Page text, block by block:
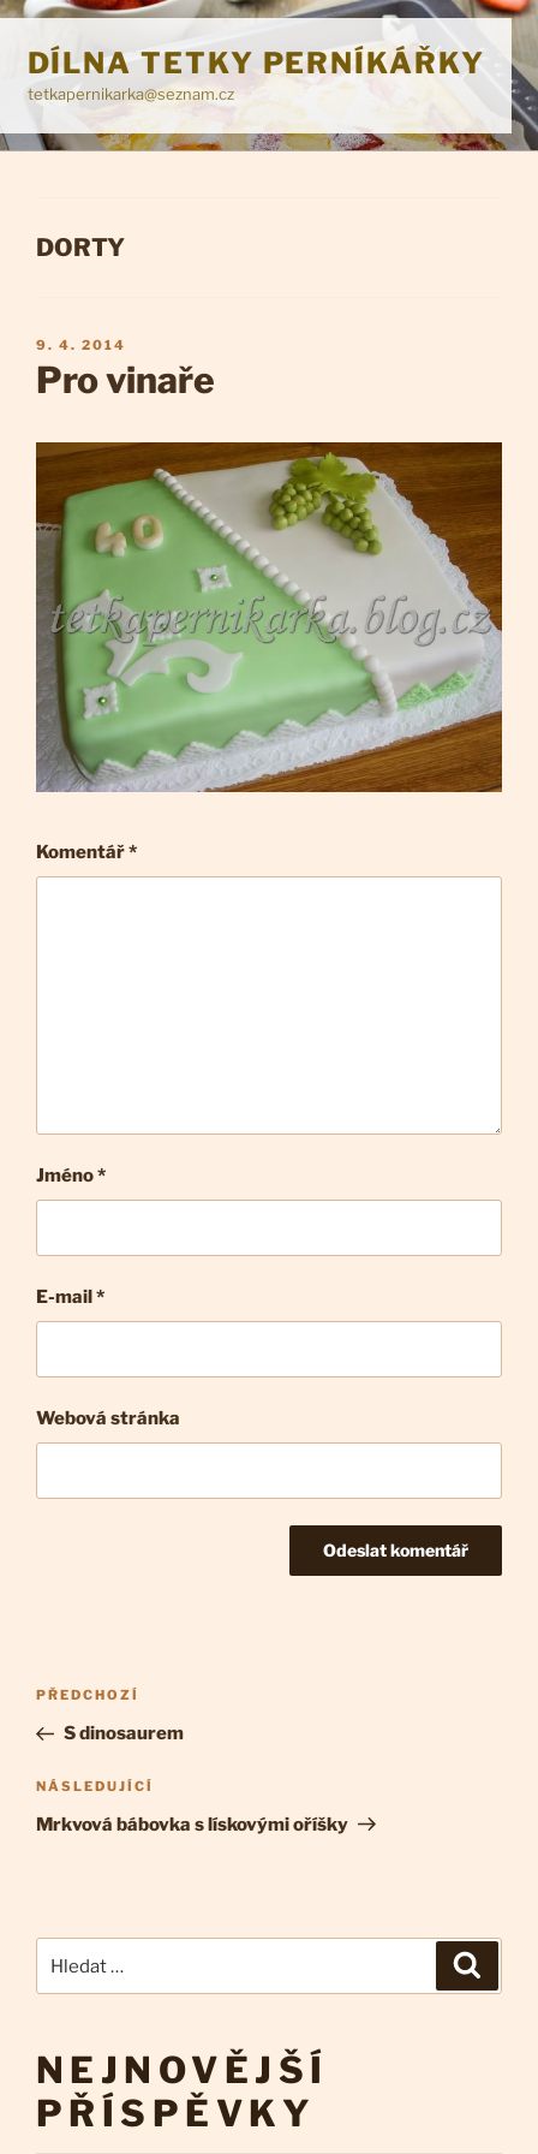
Přejít
obsahu
webu
DÍLNA TETKY PERNÍKÁŘKY
tetkapernikarka@seznam.cz
RUBRIKY
DORTY
PUBLIKOVÁNO
9. 4. 2014
Pro vinaře
Komentář*
Jméno *
E-mail*
Webová stránka
Navigace
pro
příspěvek
Předchozí
příspěvek
PŘEDCHOZÍ
S dinosaurem
Následující
příspěvek
NÁSLEDUJÍCÍ
Mrkvová bábovka s lískovými oříšky
NEJNOVĚJŠÍ
PŘÍSPĚVKY